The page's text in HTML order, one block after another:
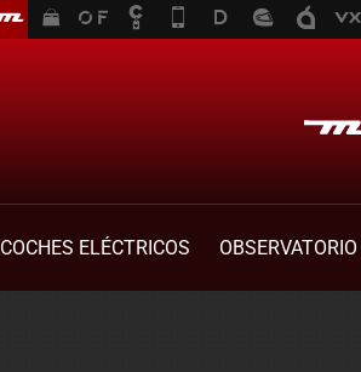
COCHES ELÉCTRICOS OBSERVATORIO